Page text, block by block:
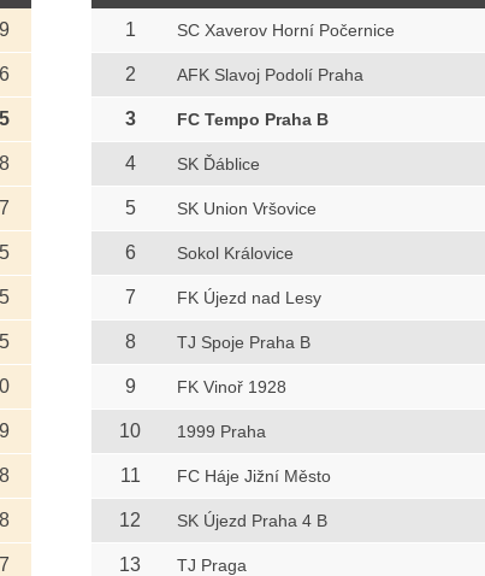
1 SC Xaverov Horní Počernice
2 AFK Slavoj Podolí Praha
3 FC Tempo Praha B
4 SK Ďáblice
5 SK Union Vršovice
6 Sokol Královice
7 FK Újezd nad Lesy
8 TJ Spoje Praha B
9 FK Vinoř 1928
10 1999 Praha
11 FC Háje Jižní Město
12 SK Újezd Praha 4 B
13 TJ Praga